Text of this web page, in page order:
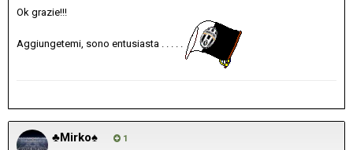
Ok grazie!!!
Aggiungetemi, sono entusiasta . . . . .
♣Mirko♠ 1